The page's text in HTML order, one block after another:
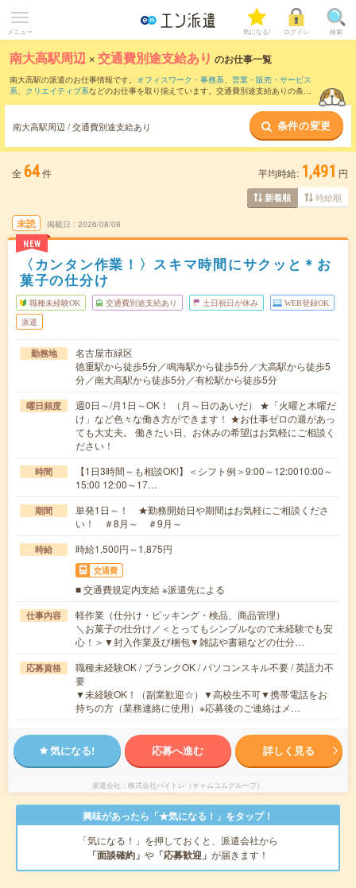
メニュー 気になる! ログイン 検索
南大高駅周辺 ×交通費別途支給あり のお仕事一覧
南大高駅の派遣のお仕事情報です。 オフィスワーク・事務系、 営業・販売・サービス
系、 クリエイティブ系などのお仕事を取り揃えています。交通費別途支給ありの条件
南大高駅周辺 / 交通費別途支給あり 条件の変更
全 64件 平均時給: 1,491 円
新着順 時給順
未読
NEW
掲載日 2026/08/08
〈カンタン作業！〉スキマ時間にサクッと＊お
菓子の仕分け
職種未経験OK 交通費別途支給あり 土日祝日が休み WEB登録OK
派遣
勤務地
名古屋市緑区
徳重駅から徒歩5分／鳴海駅から徒歩5分／大高駅から徒歩5
分／南大高駅から徒歩5分／有松駅から徒歩5分
曜日頻度
週0日～/月1日～OK！ （月～日のあいだ） ★「火曜と木曜だ
け」など色々な働き方ができます！ ★お仕事ゼロの週があっ
ても大丈夫。 働きたい日、お休みの希望はお気軽にご相談く
ださい！
時間
【1日3時間～も相談OK!】＜シフト例＞9:00～12:0010:00～
15:00 12:00～17…
期間
単発1日～！ ★勤務開始日や期間はお気軽にご相談くださ
い！ ＃8月～ ＃9月～
時給 時給1,500円～1,875円
交通費
■ 交通費規定内支給 ※派遣先による
仕事内容
軽作業（仕分け・ピッキング・検品、商品管理）
＼お菓子の仕分け／＜とってもシンプルなので未経験でも安
心！＞▼封入作業及び梱包▼雑誌や書籍などの仕分…
応募資格
職種未経験OK / ブランクOK / パソコンスキル不要 / 英語力不
要
▼未経験OK！（副業歓迎☆）▼高校生不可▼携帯電話をお
持ちの方（業務連絡に使用）※応募後のご連絡はメ…
気になる! 応募へ進む 詳しく見る
派遣会社 株式会社バイトレ（キャムコムグループ）
興味があったら「★気になる！」をタップ！
「気になる！」を押しておくと、派遣会社から
「面談確約」 や 「応募歓迎」 が届きます！